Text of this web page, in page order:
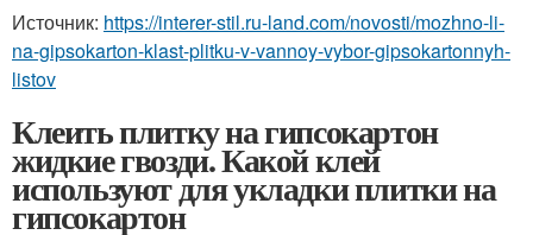
Источник: https://interer-stil.ru-land.com/novosti/mozhno-li-
na-gipsokarton-klast-plitku-v-vannoy-vybor-gipsokartonnyh-
listov
Клеить плитку на гипсокартон
жидкие гвозди. Какой клей
используют для укладки плитки на
гипсокартон